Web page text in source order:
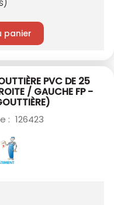
panier
PVC DE 25
/ GAUCHE FP -
: 126423